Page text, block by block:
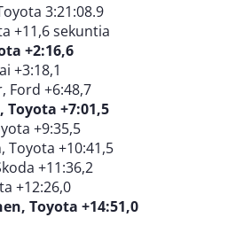
3:21:08.9
+11,6 sekuntia
+2:16,6
+3:18,1
Ford +6:48,7
Toyota +7:01,5
+9:35,5
Toyota +10:41,5
+11:36,2
+12:26,0
Toyota +14:51,0